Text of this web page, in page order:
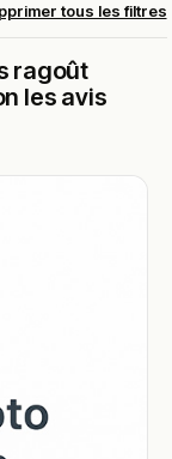
tous les filtres
ragoût
les avis